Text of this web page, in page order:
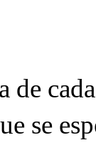
de
se